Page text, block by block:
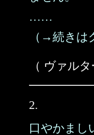
……
（→続きは
（ ヴァル
2.
口やかまし